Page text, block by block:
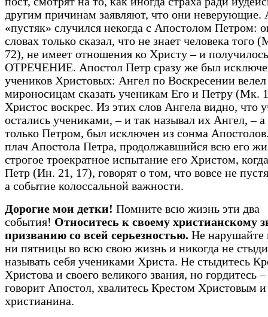
другим причинам заявляют, что они неверующие.
«пустяк» случился некогда с Апостолом Петром:
словах только сказал, что не знает человека того
72), не имеет отношения ко Христу – и получилось
ОТРЕЧЕНИЕ. Апостол Петр сразу же был
учеников Христовых: Ангел по Воскресении велел
мироносицам сказать ученикам Его и Петру (Мк.
Христос воскрес. Из этих слов Ангела видно, что
остались учениками, – и так называл их Ангел, – а
только Петром, был исключен из сонма
плач Апостола Петра, продолжавшийся всю его
строгое троекратное испытание его Христом,
Петр (Ин. 21, 17), говорят о том, что вовсе не
а событие колоссальной важности.
Дорогие мои детки! Помните всю жизнь эти два
события! Относитесь к своему христианскому
призванию со всей серьезностью. Не нарушайте
ни пятницы во всю свою жизнь и никогда не
называть себя учениками Христа. Не стыдитесь
Христова и своего великого звания, но гордитесь
говорит Апостол, хвалитесь Крестом Христовым
христианина.